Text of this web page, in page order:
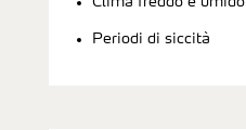
Periodi di siccità